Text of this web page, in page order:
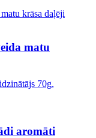
matu
aromāti